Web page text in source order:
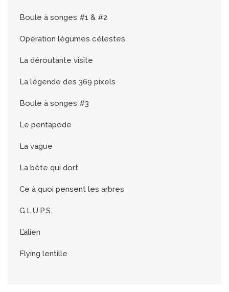
Boule à songes #1 & #2
Opération légumes célestes
La déroutante visite
La légende des 369 pixels
Boule à songes #3
Le pentapode
La vague
La bête qui dort
Ce à quoi pensent les arbres
G.L.U.P.S.
L’alien
Flying lentille